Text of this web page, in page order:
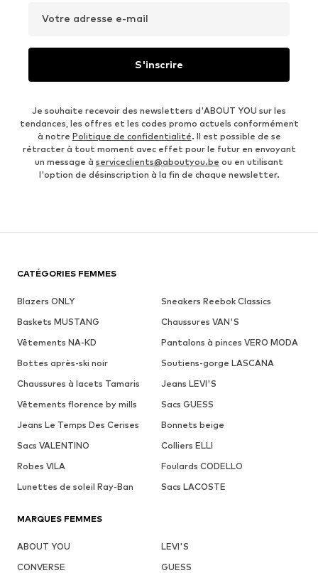
Votre adresse e-mail
S'inscrire
Je souhaite recevoir des newsletters d'ABOUT YOU sur les
tendances, les offres et les codes promo actuels conformément
à notre Politique de confidentialité. Il est possible de se
rétracter à tout moment avec effet pour le futur en envoyant
un message à serviceclients@aboutyou.be ou en utilisant
l'option de désinscription à la fin de chaque newsletter.
CATÉGORIES FEMMES
Blazers ONLY
Sneakers Reebok Classics
Baskets MUSTANG
Chaussures VAN'S
Vêtements NA-KD
Pantalons à pinces VERO MODA
Bottes après-ski noir
Soutiens-gorge LASCANA
Chaussures à lacets Tamaris
Jeans LEVI'S
Vêtements florence by mills
Sacs GUESS
Jeans Le Temps Des Cerises
Bonnets beige
Sacs VALENTINO
Colliers ELLI
Robes VILA
Foulards CODELLO
Lunettes de soleil Ray-Ban
Sacs LACOSTE
MARQUES FEMMES
ABOUT YOU
LEVI'S
CONVERSE
GUESS